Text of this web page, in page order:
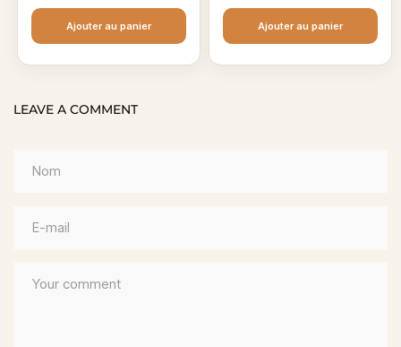
Ajouter au panier Ajouter au panier
LEAVE A COMMENT